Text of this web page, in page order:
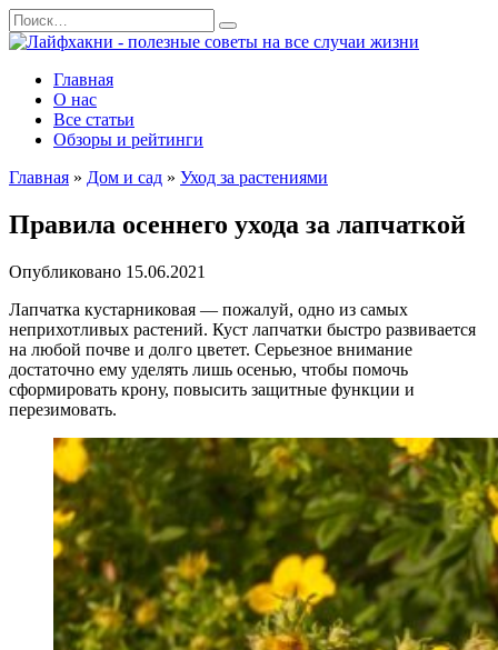
Перейти
к
содержанию
Search
for:
Главная
О нас
Все статьи
Обзоры и рейтинги
Главная » Дом и сад » Уход за растениями
Правила осеннего ухода за лапчаткой
Опубликовано 15.06.2021
Лапчатка кустарниковая — пожалуй, одно из самых
неприхотливых растений. Куст лапчатки быстро развивается
на любой почве и долго цветет. Серьезное внимание
достаточно ему уделять лишь осенью, чтобы помочь
сформировать крону, повысить защитные функции и
перезимовать.